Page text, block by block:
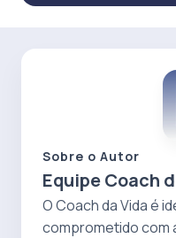
Sobre o Autor
Equipe Coach
O Coach da Vida é
comprometido com